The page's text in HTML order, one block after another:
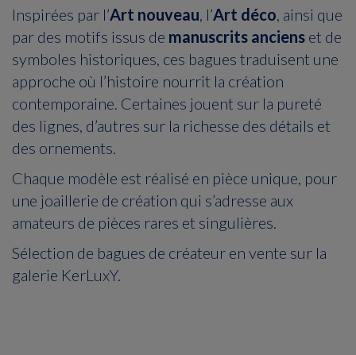
Inspirées par l’Art nouveau, l’Art déco, ainsi que
par des motifs issus de manuscrits anciens et de
symboles historiques, ces bagues traduisent une
approche où l’histoire nourrit la création
contemporaine. Certaines jouent sur la pureté
des lignes, d’autres sur la richesse des détails et
des ornements.
Chaque modèle est réalisé en pièce unique, pour
une joaillerie de création qui s’adresse aux
amateurs de pièces rares et singulières.
Sélection de bagues de créateur en vente sur la
galerie KerLuxY.